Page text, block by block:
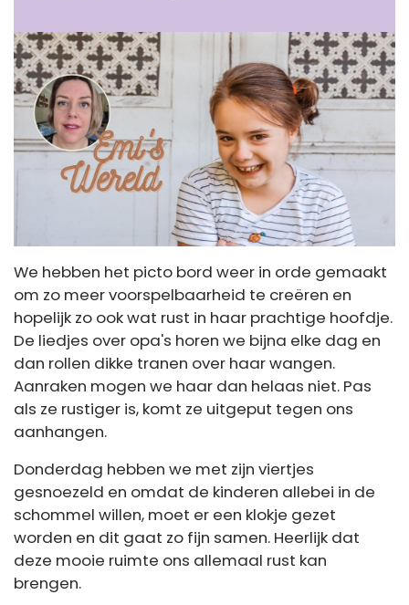
We hebben het picto bord weer in orde gemaakt
om zo meer voorspelbaarheid te creëren en
hopelijk zo ook wat rust in haar prachtige hoofdje.
De liedjes over opa's horen we bijna elke dag en
dan rollen dikke tranen over haar wangen.
Aanraken mogen we haar dan helaas niet. Pas
als ze rustiger is, komt ze uitgeput tegen ons
aanhangen.
Donderdag hebben we met zijn viertjes
gesnoezeld en omdat de kinderen allebei in de
schommel willen, moet er een klokje gezet
worden en dit gaat zo fijn samen. Heerlijk dat
deze mooie ruimte ons allemaal rust kan
brengen.